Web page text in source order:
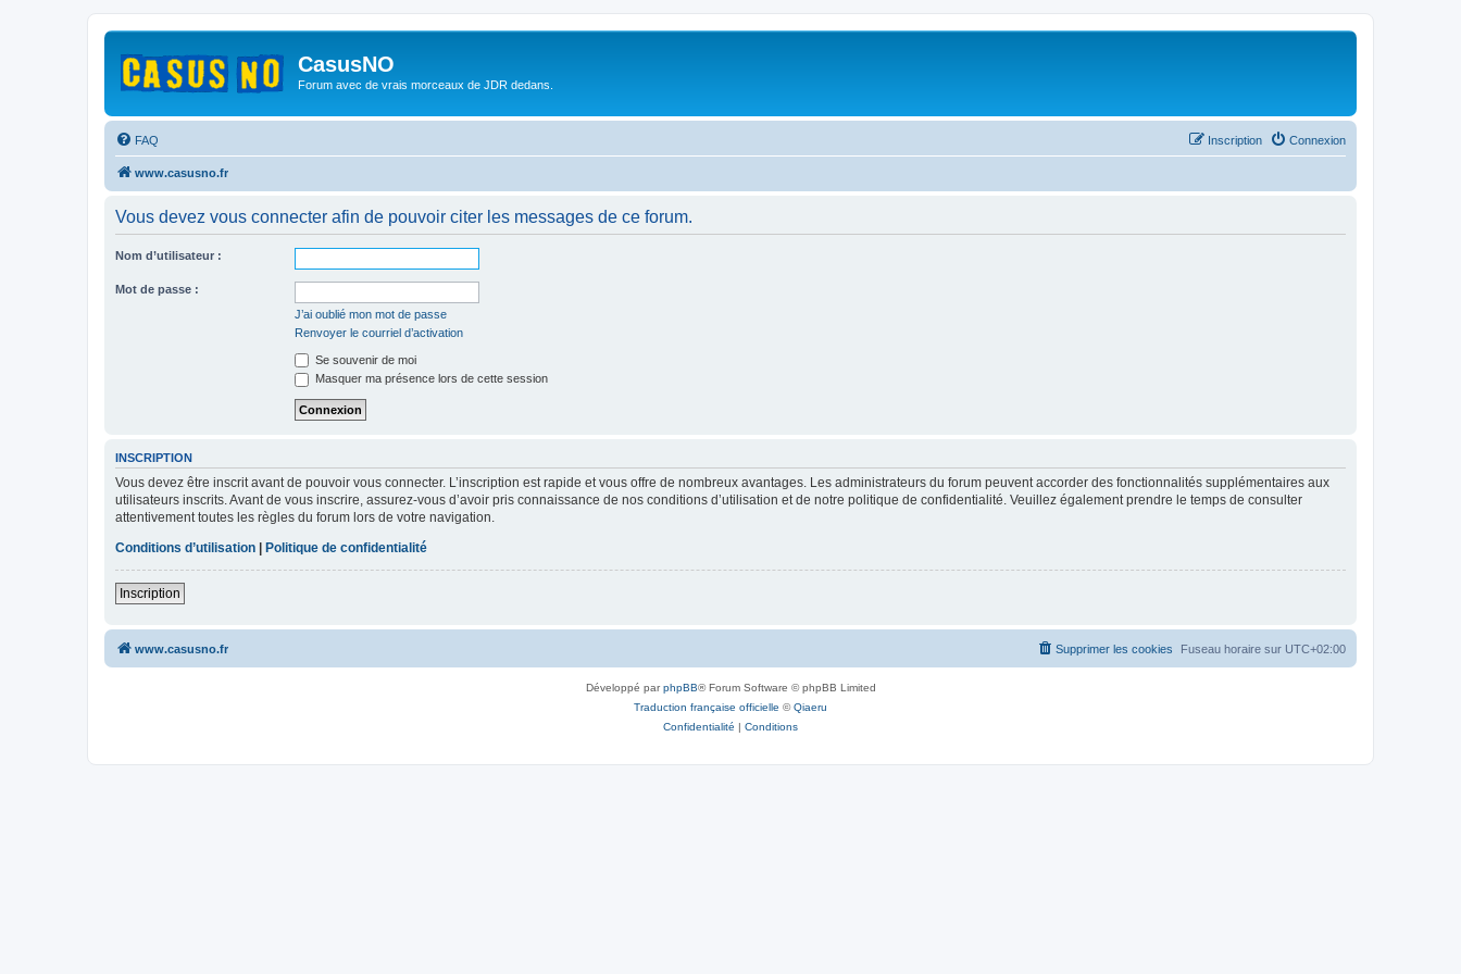
CasusNO
Forum avec de vrais morceaux de JDR dedans.
FAQ Connexion
Inscription
www.casusno.fr
Vous devez vous connecter afin de pouvoir citer les messages de ce forum.
Nom d’utilisateur :
Mot de passe :
J’ai oublié mon mot de passe
Renvoyer le courriel d’activation
Se souvenir de moi
Masquer ma présence lors de cette session
INSCRIPTION
Vous devez être inscrit avant de pouvoir vous connecter. L’inscription est rapide et vous offre de nombreux avantages. Les administrateurs du forum peuvent accorder des fonctionnalités supplémentaires aux
utilisateurs inscrits. Avant de vous inscrire, assurez-vous d’avoir pris connaissance de nos conditions d’utilisation et de notre politique de confidentialité. Veuillez également prendre le temps de consulter
attentivement toutes les règles du forum lors de votre navigation.
Conditions d’utilisation
Politique de confidentialité
Inscription
www.casusno.fr Fuseau horaire sur UTC+02:00
Supprimer les cookies
Développé parphpBB® Forum Software © phpBB Limited
Traduction française officielle ©Qiaeru
Confidentialité | Conditions